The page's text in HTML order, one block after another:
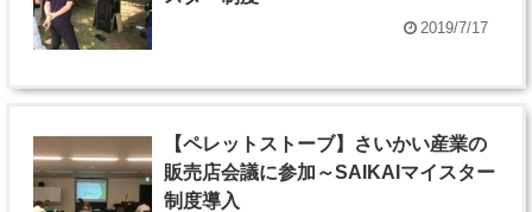
2019/7/17
【ペレットストーブ】さいかい産業の
販売店会議に参加～SAIKAIマイスター
制度導入